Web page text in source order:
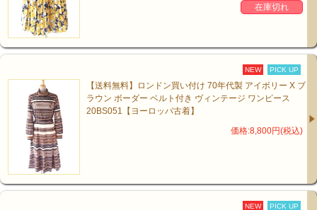
在庫切れ
NEW PICK UP
【送料無料】ロンドン買い付け 70年代製 アイボリー X ブ
ラウン ボーダー ベルト付き ヴィンテージ ワンピース
20BS051【ヨーロッパ古着】
価格:8,800円(税込)
NEW PICK UP